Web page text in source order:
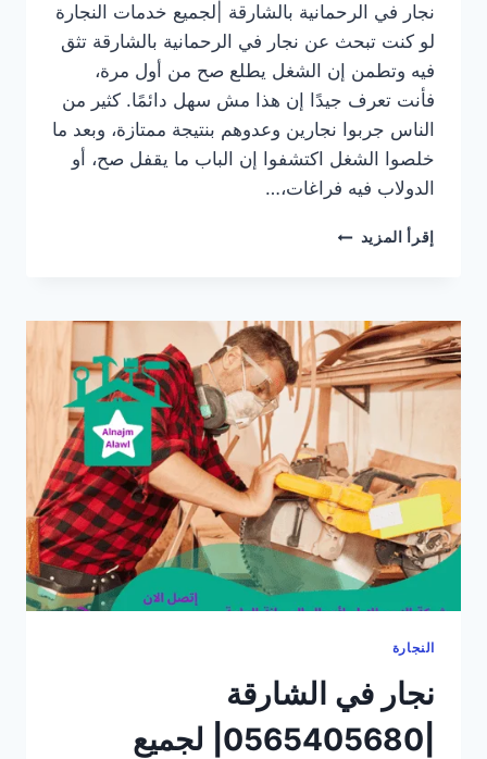
نجار في الرحمانية بالشارقة |لجميع خدمات النجارة
لو كنت تبحث عن نجار في الرحمانية بالشارقة تثق
فيه وتطمن إن الشغل يطلع صح من أول مرة،
فأنت تعرف جيدًا إن هذا مش سهل دائمًا. كثير من
الناس جربوا نجارين وعدوهم بنتيجة ممتازة، وبعد ما
خلصوا الشغل اكتشفوا إن الباب ما يقفل صح، أو
الدولاب فيه فراغات،…
إقرأ المزيد نجار
|0565405680
|
لجميع
اعمال
النجارة
النجارة
نجار في الشارقة
|0565405680| لجميع